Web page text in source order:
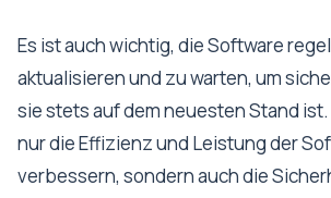
Es ist auch wichtig, die Software
aktualisieren und zu warten, um
sie stets auf dem neuesten Stand
nur die Effizienz und Leistung der
verbessern, sondern auch die